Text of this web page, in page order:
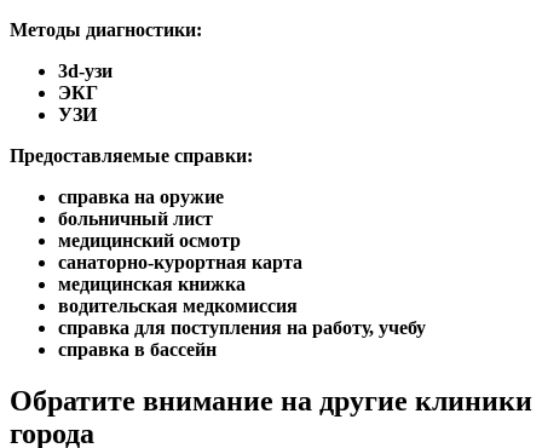
Методы диагностики:
3d-узи
ЭКГ
УЗИ
Предоставляемые справки:
справка на оружие
больничный лист
медицинский осмотр
санаторно-курортная карта
медицинская книжка
водительская медкомиссия
справка для поступления на работу, учебу
справка в бассейн
Обратите внимание на другие клиники
города